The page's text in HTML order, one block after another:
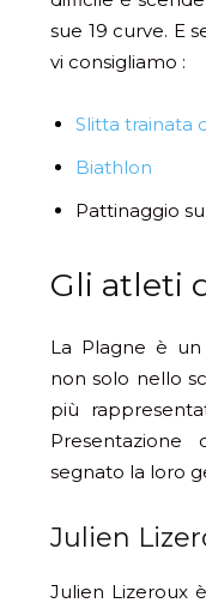
sue 19 curve. E
vi consigliamo :
Slitta trainata
Biathlon
Pattinaggio
Gli atleti
La Plagne è
non solo nello
più
segnato la loro
Julien
Julien Lizeroux